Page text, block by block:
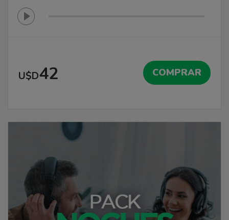
U$D42 COMPRAR